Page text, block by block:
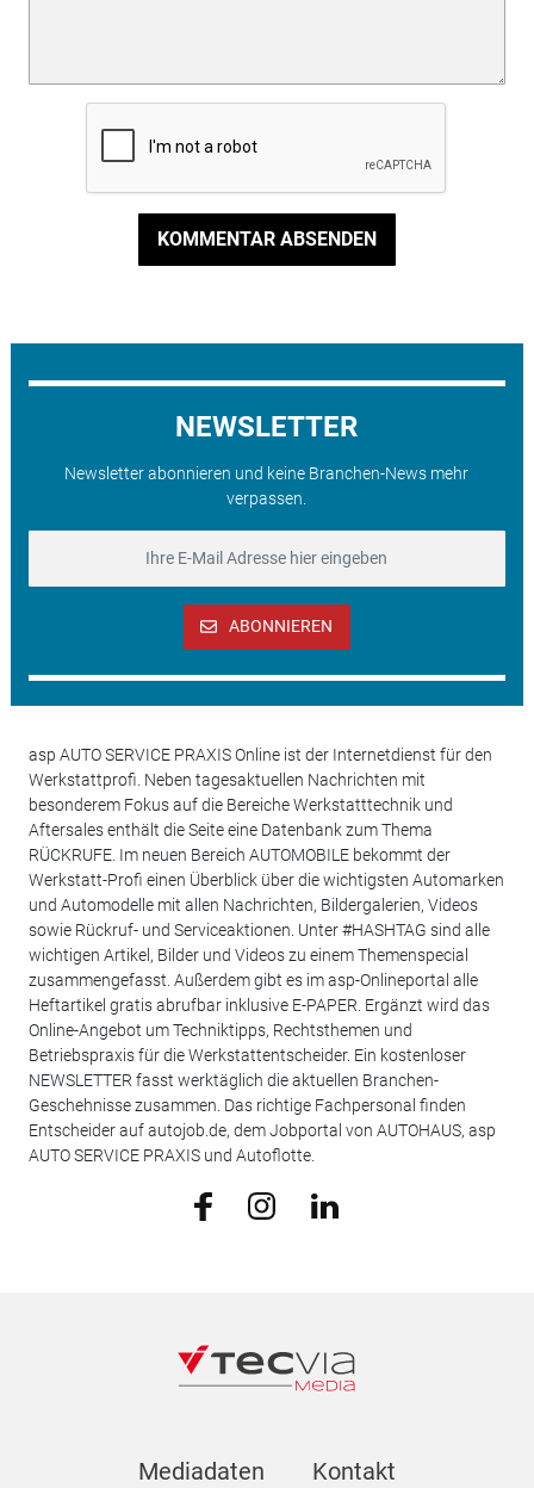
KOMMENTAR ABSENDEN
NEWSLETTER
Newsletter abonnieren und keine Branchen-News mehr
verpassen.
ABONNIEREN
asp AUTO SERVICE PRAXIS Online ist der Internetdienst für den
Werkstattprofi. Neben tagesaktuellen Nachrichten mit
besonderem Fokus auf die Bereiche Werkstatttechnik und
Aftersales enthält die Seite eine Datenbank zum Thema
RÜCKRUFE. Im neuen Bereich AUTOMOBILE bekommt der
Werkstatt-Profi einen Überblick über die wichtigsten Automarken
und Automodelle mit allen Nachrichten, Bildergalerien, Videos
sowie Rückruf- und Serviceaktionen. Unter #HASHTAG sind alle
wichtigen Artikel, Bilder und Videos zu einem Themenspecial
zusammengefasst. Außerdem gibt es im asp-Onlineportal alle
Heftartikel gratis abrufbar inklusive E-PAPER. Ergänzt wird das
Online-Angebot um Techniktipps, Rechtsthemen und
Betriebspraxis für die Werkstattentscheider. Ein kostenloser
NEWSLETTER fasst werktäglich die aktuellen Branchen-
Geschehnisse zusammen. Das richtige Fachpersonal finden
Entscheider auf autojob.de, dem Jobportal von AUTOHAUS, asp
AUTO SERVICE PRAXIS und Autoflotte.
Mediadaten Kontakt